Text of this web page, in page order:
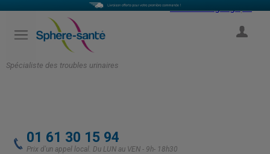
Spécialiste des troubles urinaires
Select Language
01 61 30 15 94
Prix d'un appel local. Du LUN au VEN - 9h- 18h30